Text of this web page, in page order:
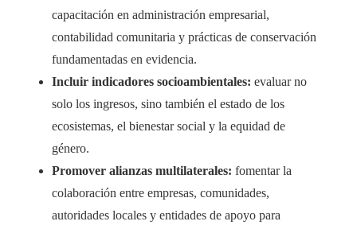
capacitación en administración empresarial,
contabilidad comunitaria y prácticas de conservación
fundamentadas en evidencia.
Incluir indicadores socioambientales: evaluar no
solo los ingresos, sino también el estado de los
ecosistemas, el bienestar social y la equidad de
género.
Promover alianzas multilaterales: fomentar la
colaboración entre empresas, comunidades,
autoridades locales y entidades de apoyo para